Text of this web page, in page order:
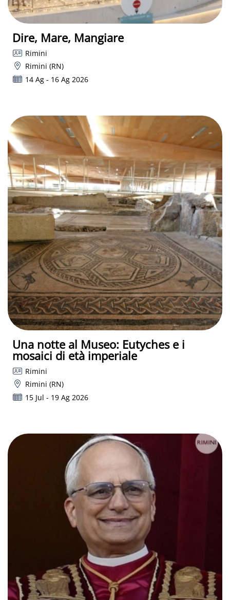
Dire, Mare, Mangiare
Rimini
Rimini (RN)
14 Ag - 16 Ag 2026
Una notte al Museo: Eutyches e i
mosaici di età imperiale
Rimini
Rimini (RN)
15 Jul - 19 Ag 2026